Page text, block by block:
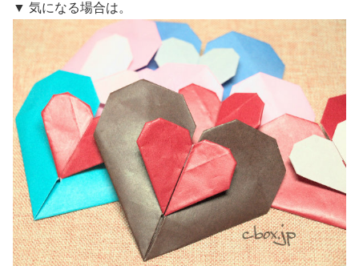
▼ 気になる場合は。